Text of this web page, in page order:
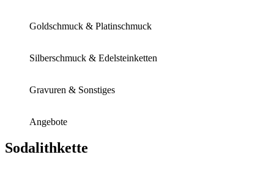
Goldschmuck & Platinschmuck
Silberschmuck & Edelsteinketten
Gravuren & Sonstiges
Angebote
Sodalithkette